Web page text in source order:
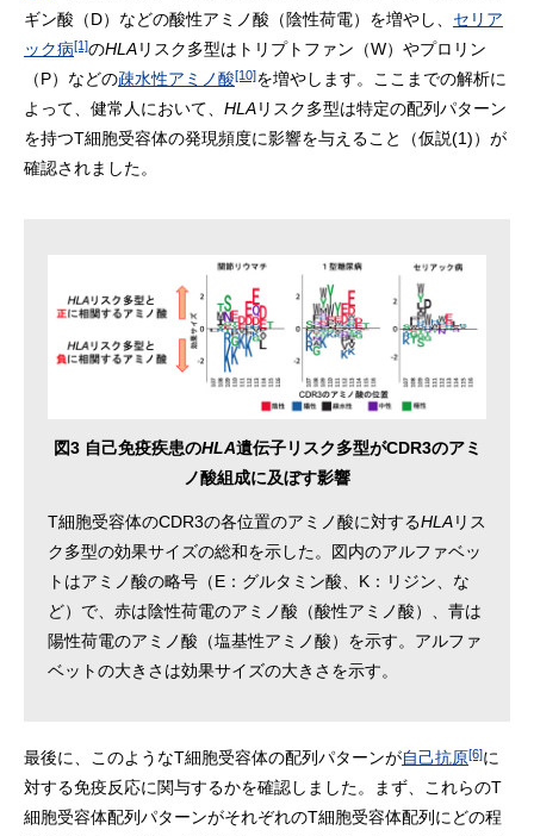
ギン酸（D）などの酸性アミノ酸（陰性荷電）を増やし、 セリア
ック病[1]のHLAリスク多型はトリプトファン（W）やプロリン
（P）などの疎水性アミノ酸[10]を増やします。ここまでの解析に
よって、健常人において、 HLAリスク多型は特定の配列パターン
を持つT細胞受容体の発現頻度に影響を与えること（仮説(1)）が
確認されました。
図3 自己免疫疾患のHLA遺伝子リスク多型がCDR3のアミ
ノ酸組成に及ぼす影響
T細胞受容体のCDR3の各位置のアミノ酸に対するHLAリス
ク多型の効果サイズの総和を示した。図内のアルファベッ
トはアミノ酸の略号（E：グルタミン酸、K：リジン、な
ど）で、赤は陰性荷電のアミノ酸（酸性アミノ酸）、青は
陽性荷電のアミノ酸（塩基性アミノ酸）を示す。アルファ
ベットの大きさは効果サイズの大きさを示す。
最後に、このようなT細胞受容体の配列パターンが自己抗原[6]に
対する免疫反応に関与するかを確認しました。まず、これらのT
細胞受容体配列パターンがそれぞれのT細胞受容体配列にどの程